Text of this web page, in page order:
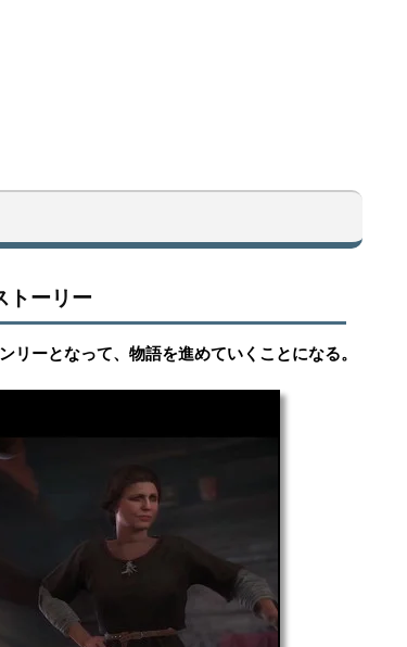
トーリー
ーとなって、物語を進めていくことになる。